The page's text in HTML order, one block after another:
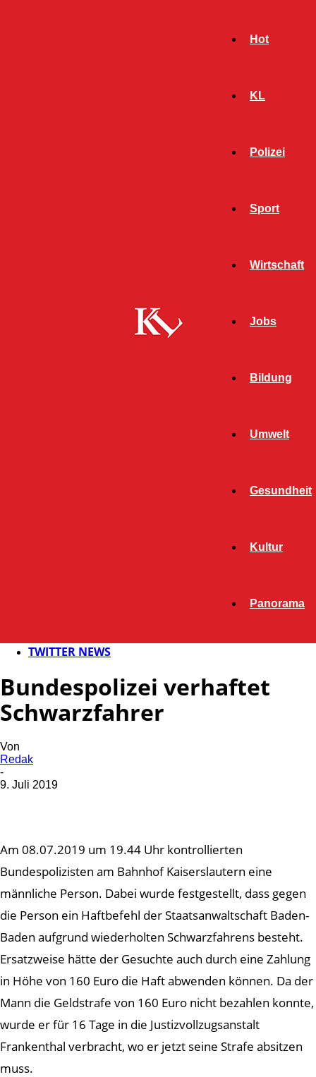
Hot
KL
Polizei
Sport
Wirtschaft
Jobs
Bildung
Umwelt
Gesundheit
Kultur
Panorama
TWITTER NEWS
Bundespolizei verhaftet
Schwarzfahrer
Von
Redak
-
9. Juli 2019
Am 08.07.2019 um 19.44 Uhr kontrollierten
Bundespolizisten am Bahnhof Kaiserslautern eine
männliche Person. Dabei wurde festgestellt, dass gegen
die Person ein Haftbefehl der Staatsanwaltschaft Baden-
Baden aufgrund wiederholten Schwarzfahrens besteht.
Ersatzweise hätte der Gesuchte auch durch eine Zahlung
in Höhe von 160 Euro die Haft abwenden können. Da der
Mann die Geldstrafe von 160 Euro nicht bezahlen konnte,
wurde er für 16 Tage in die Justizvollzugsanstalt
Frankenthal verbracht, wo er jetzt seine Strafe absitzen
muss.